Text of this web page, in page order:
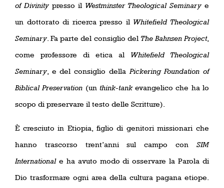
of Divinitypresso il Westminster Theological Seminarye
un dottorato di ricerca presso il Whitefield Theological
Seminary. Fa parte del consiglio del The Bahnsen Project,
come professore di etica al Whitefield Theological
Seminary, e del consiglio della Pickering Foundation of
Biblical Preservation (un think-tankevangelico che ha lo
scopo di preservare il testo delle Scritture).
È cresciuto in Etiopia, figlio di genitori missionari che
hanno trascorso trent’anni sul campo con SIM
Internationale ha avuto modo di osservare la Parola di
Dio trasformare ogni area della cultura pagana etiope.